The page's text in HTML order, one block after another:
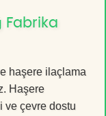
Fabrika
haşere ilaçlama
Haşere
ve çevre dostu